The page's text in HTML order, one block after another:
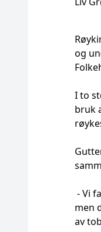
og
I to
bruk
- Vi
men
av